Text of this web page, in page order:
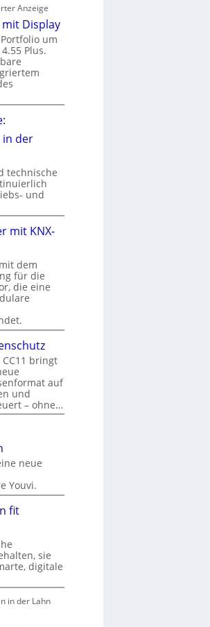
Anzeige
Display
um
Plus.
in der
technische
und
mit KNX-
dem
für die
die eine
bringt
auf
und
– ohne…
neue
Youvi.
fit
sie
digitale
in der Lahn